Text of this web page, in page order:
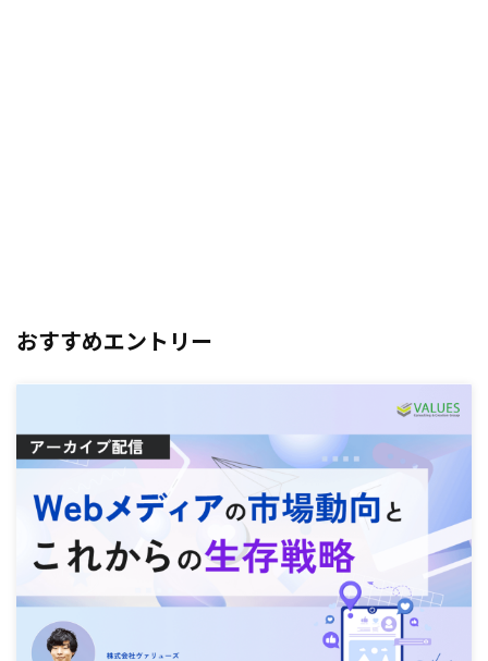
おすすめエントリー